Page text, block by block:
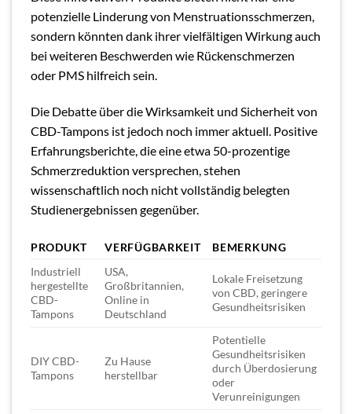
potenzielle Linderung von Menstruationsschmerzen,
sondern könnten dank ihrer vielfältigen Wirkung auch
bei weiteren Beschwerden wie Rückenschmerzen
oder PMS hilfreich sein.
Die Debatte über die Wirksamkeit und Sicherheit von
CBD-Tampons ist jedoch noch immer aktuell. Positive
Erfahrungsberichte, die eine etwa 50-prozentige
Schmerzreduktion versprechen, stehen
wissenschaftlich noch nicht vollständig belegten
Studienergebnissen gegenüber.
PRODUKT VERFÜGBARKEIT
BEMERKUNG
Industriell
hergestellte
CBD-
Tampons
USA,
Großbritannien,
Online in
Deutschland
Lokale Freisetzung
von CBD, geringere
Gesundheitsrisiken
DIY CBD-
Tampons
Zu Hause
herstellbar
Potentielle
Gesundheitsrisiken
durch Überdosierung
oder
Verunreinigungen